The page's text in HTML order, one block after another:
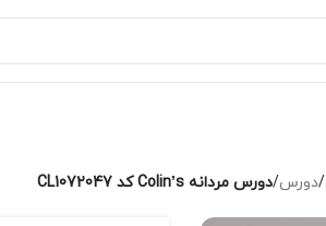
/دورس/دورس مردانه Colin’s کد CL1072047